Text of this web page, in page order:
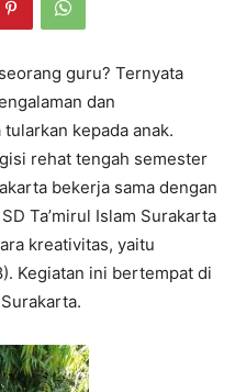
guru? Ternyata
dan
kepada anak.
rehat tengah semester
bekerja sama dengan
Ta’mirul Islam Surakarta
kreativitas, yaitu
Kegiatan ini bertempat di